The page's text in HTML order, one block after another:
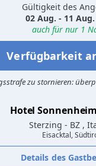
Gültigkeit des
02 Aug. - 11
auch für nur 1
Verfügbarkeit
zu stornieren:
Hotel Sonnenheim
Sterzing - BZ ,
Eisacktal,
Details des